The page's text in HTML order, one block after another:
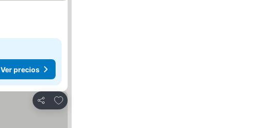
Ver precios
Compartir
Agregar a favoritos